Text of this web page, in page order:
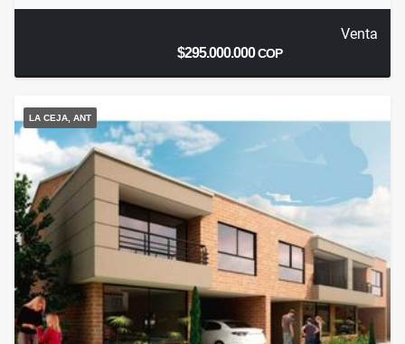
Venta
$295.000.000COP
LA CEJA, ANT